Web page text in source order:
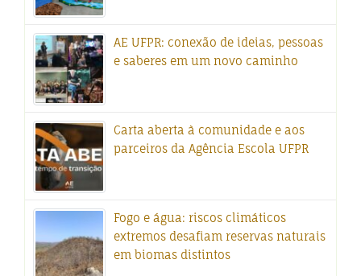
AE UFPR: conexão de ideias, pessoas
e saberes em um novo caminho
Carta aberta à comunidade e aos
parceiros da Agência Escola UFPR
Fogo e água: riscos climáticos
extremos desafiam reservas naturais
em biomas distintos